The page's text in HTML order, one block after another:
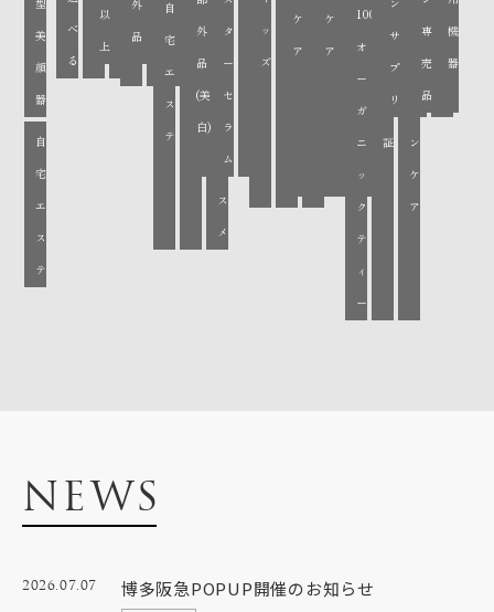
美
顔
器
自
宅
エ
ス
テ
べ
る
以
上
合
外
品
善自
宅
エ
ス
テ
発
酵
美
容
成
美
顔
専
用
コ
ス
メ
外
品
(美
白)
タ
ー
セ
ラ
ム
ッ
ズ
ケ
ア
の
エ
ケ
ア
の
エ
イ
ジ
ン
グ
100％
オ
ー
ガ
ニ
ッ
ク
テ
ィ
ー
有
機
JAS
認
証
ン
ケ
ア
サ
プ
リ
NMN
専
売
品
機
器
NEWS
2026.07.07 博多阪急POPUP開催のお知らせ